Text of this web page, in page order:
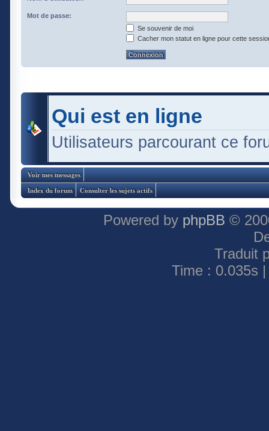
Mot de passe:
Se souvenir de moi
Cacher mon statut en ligne pour cette
Qui est en ligne
Utilisateurs parcourant ce
Voir mes messages
Index du forum Consulter les sujets actifs
Powered by phpBB ©
Traduit
Time : 0.035s